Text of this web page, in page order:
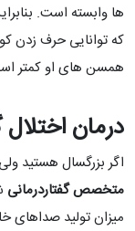
ها وابسته است.
که توانایی حرف
همسن های او کمتر
درمان اختلال
اگر بزرگسال هستید
متخصص گفتاردرمانی
میزان تولید